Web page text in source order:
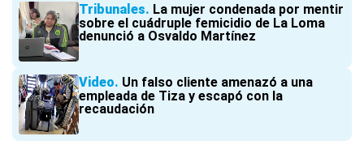
Tribunales La mujer condenada por mentir
sobre el cuádruple femicidio de La Loma
denunció a Osvaldo Martínez
Video Un falso cliente amenazó a una
empleada de Tiza y escapó con la
recaudación